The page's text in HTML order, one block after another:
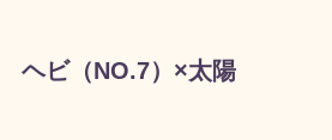
ヘビ（NO.7）×太陽